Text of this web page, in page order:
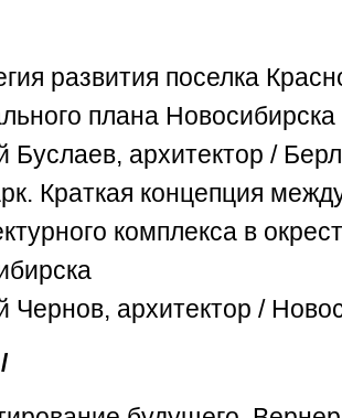
развития поселка
плана Новосибирска
Буслаев, архитектор /
Краткая концепция
комплекса в
Чернов, архитектор /